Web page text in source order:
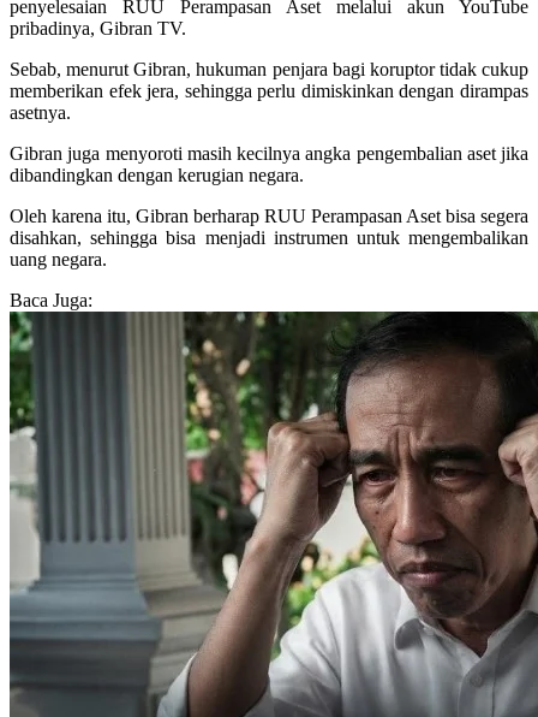
penyelesaian RUU Perampasan Aset melalui akun YouTube
pribadinya, Gibran TV.
Sebab, menurut Gibran, hukuman penjara bagi koruptor tidak cukup
memberikan efek jera, sehingga perlu dimiskinkan dengan dirampas
asetnya.
Gibran juga menyoroti masih kecilnya angka pengembalian aset jika
dibandingkan dengan kerugian negara.
Oleh karena itu, Gibran berharap RUU Perampasan Aset bisa segera
disahkan, sehingga bisa menjadi instrumen untuk mengembalikan
uang negara.
Baca Juga: